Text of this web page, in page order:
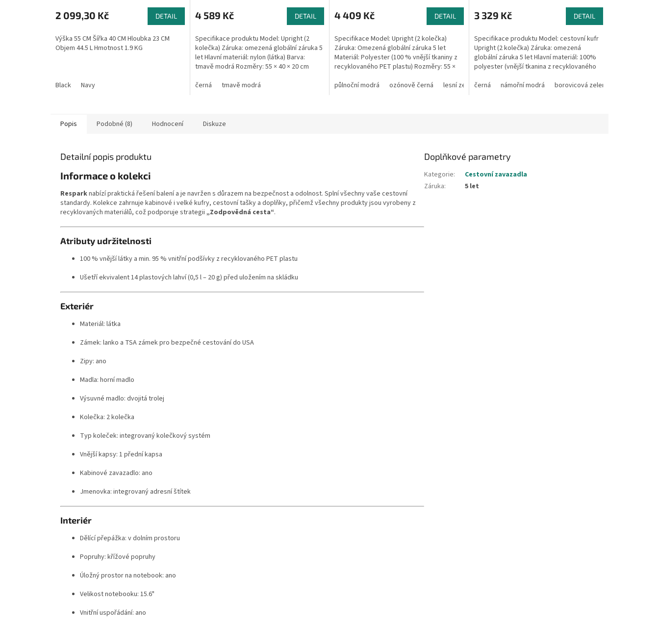
2 099,30 Kč DETAIL
Výška 55 CM Šířka 40 CM Hloubka 23 CM
Objem 44.5 L Hmotnost 1.9 KG
Black Navy
4 589 Kč DETAIL
Specifikace produktu Model: Upright (2
kolečka) Záruka: omezená globální záruka 5
let Hlavní materiál: nylon (látka) Barva:
tmavě modrá Rozměry: 55 × 40 × 20 cm
černá
tmavě modrá
4 409 Kč DETAIL
Specifikace Model: Upright (2 kolečka)
Záruka: Omezená globální záruka 5 let
Materiál: Polyester (100 % vnější tkaniny z
recyklovaného PET plastu) Rozměry: 55 ×
půlnoční modrá
ozónově černá lesní zelená
3 329 Kč DETAIL
Specifikace produktu Model: cestovní kufr
Upright (2 kolečka) Záruka: omezená
globální záruka 5 let Hlavní materiál: 100%
polyester (vnější tkanina z recyklovaného
černá
námořní modrá borovicová zelená
Popis Podobné (8) Hodnocení Diskuze
Detailní popis produktu
Informace o kolekci
Resparknabízí praktická řešení balení a je navržen s důrazem na bezpečnost a odolnost. Splní všechny vaše cestovní
standardy. Kolekce zahrnuje kabinové i velké kufry, cestovní tašky a doplňky, přičemž všechny produkty jsou vyrobeny z
recyklovaných materiálů, což podporuje strategii „Zodpovědná cesta“.
Atributy udržitelnosti
100 % vnější látky a min. 95 % vnitřní podšívky z recyklovaného PET plastu
Ušetří ekvivalent 14 plastových lahví (0,5 l – 20 g) před uložením na skládku
Exteriér
Materiál: látka
Zámek: lanko a TSA zámek pro bezpečné cestování do USA
Zipy: ano
Madla: horní madlo
Výsuvné madlo: dvojitá trolej
Kolečka: 2 kolečka
Typ koleček: integrovaný kolečkový systém
Vnější kapsy: 1 přední kapsa
Kabinové zavazadlo: ano
Jmenovka: integrovaný adresní štítek
Interiér
Dělící přepážka: v dolním prostoru
Popruhy: křížové popruhy
Úložný prostor na notebook: ano
Velikost notebooku: 15.6"
Vnitřní uspořádání: ano
Doplňkové parametry
Kategorie:
Cestovní zavazadla
Záruka: 5 let